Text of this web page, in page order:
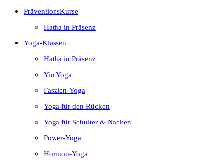
panel.
PräventionsKurse
Hatha in Präsenz
Yoga-Klassen
Hatha in Präsenz
Yin Yoga
Faszien-Yoga
Yoga für den Rücken
Yoga für Schulter & Nacken
Power-Yoga
Hormon-Yoga